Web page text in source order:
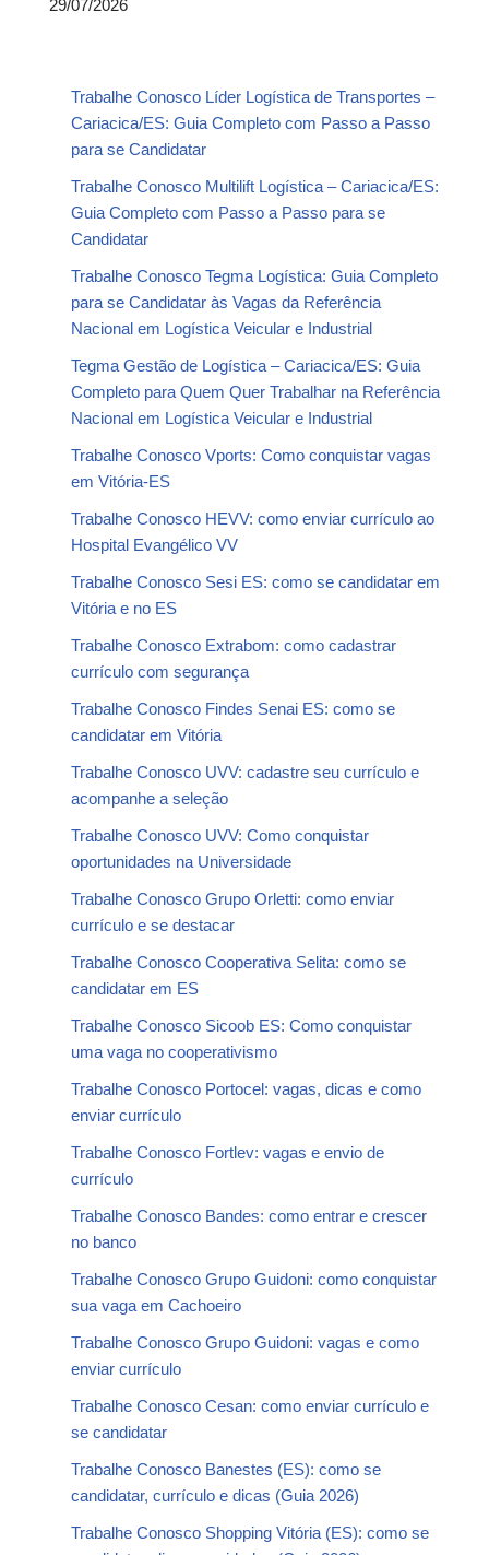
29/07/2026
Trabalhe Conosco Líder Logística de Transportes –
Cariacica/ES: Guia Completo com Passo a Passo
para se Candidatar
Trabalhe Conosco Multilift Logística – Cariacica/ES:
Guia Completo com Passo a Passo para se
Candidatar
Trabalhe Conosco Tegma Logística: Guia Completo
para se Candidatar às Vagas da Referência
Nacional em Logística Veicular e Industrial
Tegma Gestão de Logística – Cariacica/ES: Guia
Completo para Quem Quer Trabalhar na Referência
Nacional em Logística Veicular e Industrial
Trabalhe Conosco Vports: Como conquistar vagas
em Vitória-ES
Trabalhe Conosco HEVV: como enviar currículo ao
Hospital Evangélico VV
Trabalhe Conosco Sesi ES: como se candidatar em
Vitória e no ES
Trabalhe Conosco Extrabom: como cadastrar
currículo com segurança
Trabalhe Conosco Findes Senai ES: como se
candidatar em Vitória
Trabalhe Conosco UVV: cadastre seu currículo e
acompanhe a seleção
Trabalhe Conosco UVV: Como conquistar
oportunidades na Universidade
Trabalhe Conosco Grupo Orletti: como enviar
currículo e se destacar
Trabalhe Conosco Cooperativa Selita: como se
candidatar em ES
Trabalhe Conosco Sicoob ES: Como conquistar
uma vaga no cooperativismo
Trabalhe Conosco Portocel: vagas, dicas e como
enviar currículo
Trabalhe Conosco Fortlev: vagas e envio de
currículo
Trabalhe Conosco Bandes: como entrar e crescer
no banco
Trabalhe Conosco Grupo Guidoni: como conquistar
sua vaga em Cachoeiro
Trabalhe Conosco Grupo Guidoni: vagas e como
enviar currículo
Trabalhe Conosco Cesan: como enviar currículo e
se candidatar
Trabalhe Conosco Banestes (ES): como se
candidatar, currículo e dicas (Guia 2026)
Trabalhe Conosco Shopping Vitória (ES): como se